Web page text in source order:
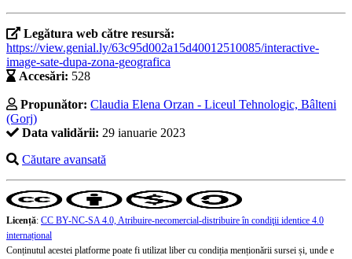
Legătura web către resursă:
https://view.genial.ly/63c95d002a15d40012510085/interactive-
image-sate-dupa-zona-geografica
Accesări: 528
Propunător: Claudia Elena Orzan - Liceul Tehnologic, Bâlteni
(Gorj)
Data validării: 29 ianuarie 2023
Căutare avansată
Licență: CC BY-NC-SA 4.0, Atribuire-necomercial-distribuire în condiţii identice 4.0
internațional
Conținutul acestei platforme poate fi utilizat liber cu condiția menționării sursei și, unde e